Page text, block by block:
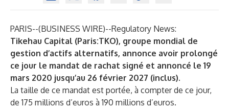
PARIS--(BUSINESS WIRE)--Regulatory News:
Tikehau Capital (Paris:TKO), groupe mondial de
gestion d’actifs alternatifs, annonce avoir prolongé
ce jour le mandat de rachat signé et annoncé le 19
mars 2020 jusqu’au 26 février 2027 (inclus).
La taille de ce mandat est portée, à compter de ce jour,
de 175 millions d’euros à 190 millions d’euros.